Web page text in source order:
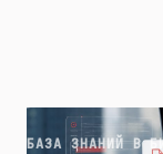
БАЗА ЗНАНИЙ В